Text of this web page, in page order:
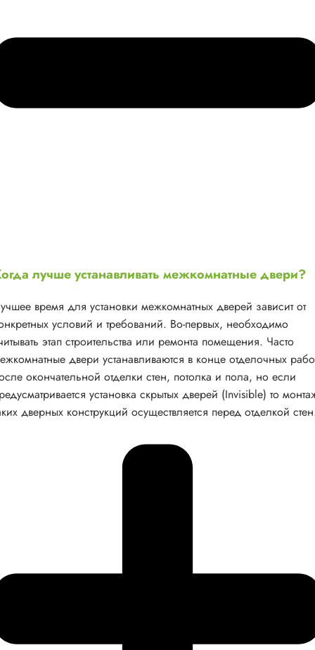
лучше устанавливать межкомнатные двери?
время для установки межкомнатных дверей зависит от
условий и требований. Во-первых, необходимо
этап строительства или ремонта помещения. Часто
двери устанавливаются в конце отделочных
окончательной отделки стен, потолка и пола, но если
установка скрытых дверей (Invisible) то
дверных конструкций осуществляется перед отделкой